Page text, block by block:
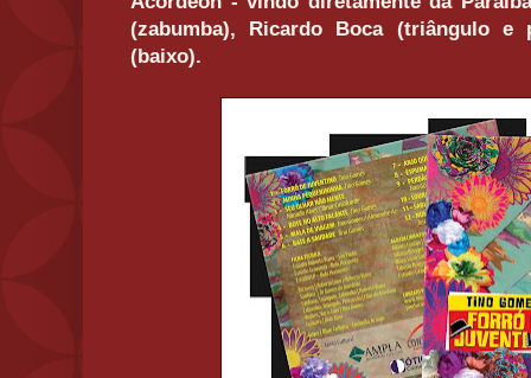
(zabumba), Ricardo Boca (triângulo e
(baixo).